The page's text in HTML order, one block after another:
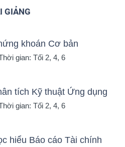
GIẢNG
khoán Cơ bản
gian: Tối 2, 4, 6
tích Kỹ thuật Ứng dụng
gian: Tối 2, 4, 6
hiểu Báo cáo Tài chính